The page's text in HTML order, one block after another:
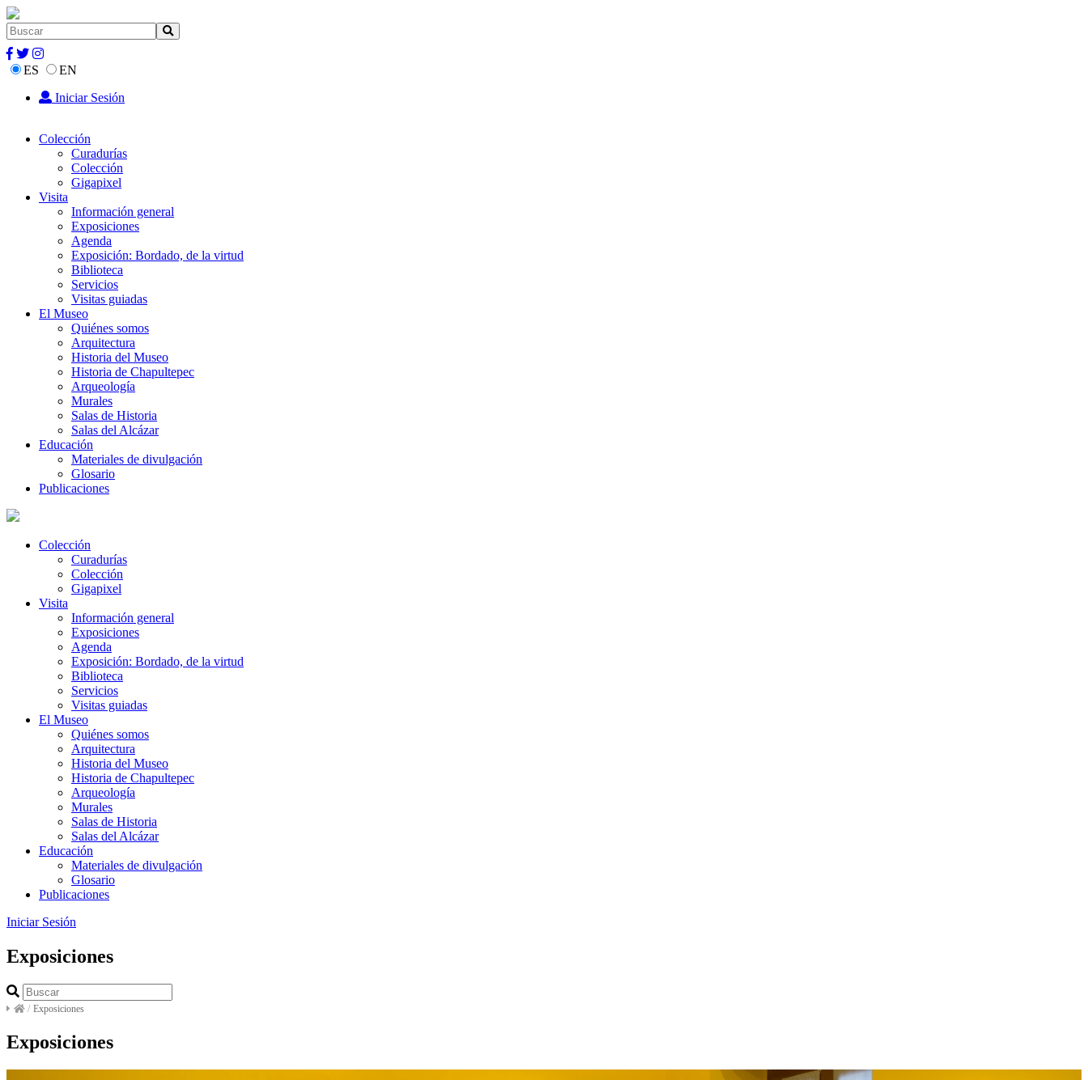
ES
EN
Iniciar Sesión
Colección
Curadurías
Colección
Gigapixel
Visita
Información general
Exposiciones
Agenda
Exposición: Bordado, de la virtud
Biblioteca
Servicios
Visitas guiadas
El Museo
Quiénes somos
Arquitectura
Historia del Museo
Historia de Chapultepec
Arqueología
Murales
Salas de Historia
Salas del Alcázar
Educación
Materiales de divulgación
Glosario
Publicaciones
Colección
Curadurías
Colección
Gigapixel
Visita
Información general
Exposiciones
Agenda
Exposición: Bordado, de la virtud
Biblioteca
Servicios
Visitas guiadas
El Museo
Quiénes somos
Arquitectura
Historia del Museo
Historia de Chapultepec
Arqueología
Murales
Salas de Historia
Salas del Alcázar
Educación
Materiales de divulgación
Glosario
Publicaciones
Iniciar Sesión
Exposiciones
/ Exposiciones
Exposiciones